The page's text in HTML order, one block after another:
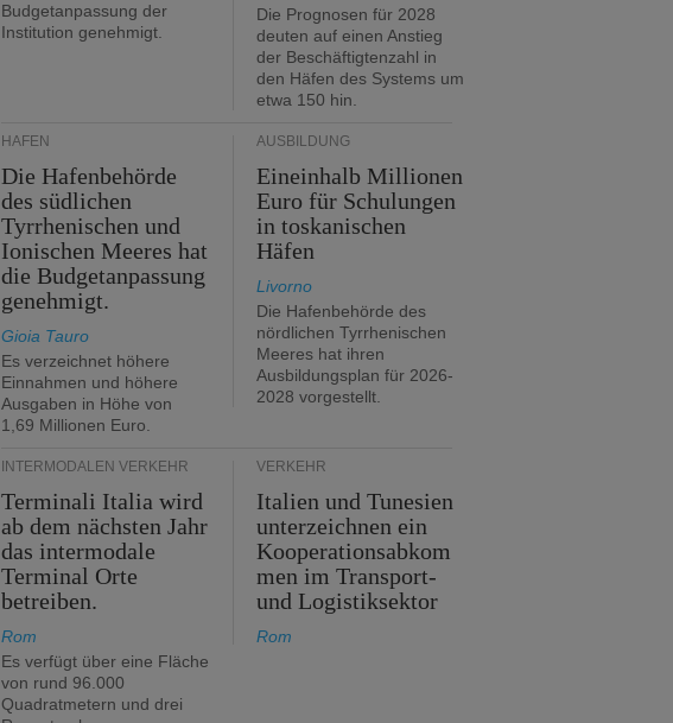
Budgetanpassung der
Institution genehmigt.
Die Prognosen für 2028
deuten auf einen Anstieg
der Beschäftigtenzahl in
den Häfen des Systems um
etwa 150 hin.
HÄFEN
Die Hafenbehörde
des südlichen
Tyrrhenischen und
Ionischen Meeres hat
die Budgetanpassung
genehmigt.
Gioia Tauro
Es verzeichnet höhere
Einnahmen und höhere
Ausgaben in Höhe von
1,69 Millionen Euro.
AUSBILDUNG
Eineinhalb Millionen
Euro für Schulungen
in toskanischen
Häfen
Livorno
Die Hafenbehörde des
nördlichen Tyrrhenischen
Meeres hat ihren
Ausbildungsplan für 2026-
2028 vorgestellt.
INTERMODALEN VERKEHR
Terminali Italia wird
ab dem nächsten Jahr
das intermodale
Terminal Orte
betreiben.
Rom
Es verfügt über eine Fläche
von rund 96.000
Quadratmetern und drei
VERKEHR
Italien und Tunesien
unterzeichnen ein
Kooperationsabkom
men im Transport-
und Logistiksektor
Rom